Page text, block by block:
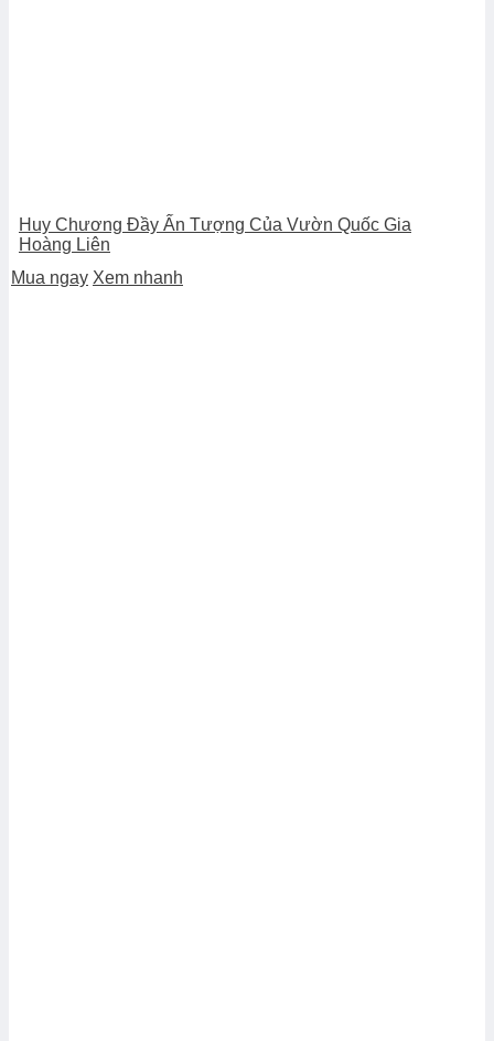
Huy Chương Đầy Ấn Tượng Của Vườn Quốc Gia
Hoàng Liên
Mua ngay Xem nhanh